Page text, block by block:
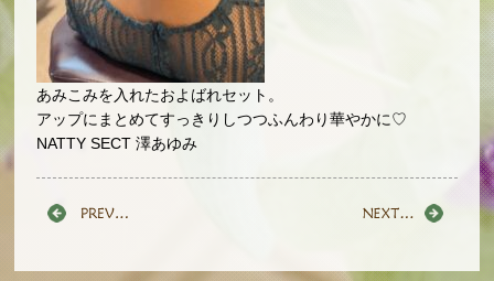
あみこみを入れたおよばれセット。
アップにまとめてすっきりしつつふんわり華やかに♡
NATTY SECT 澤あゆみ